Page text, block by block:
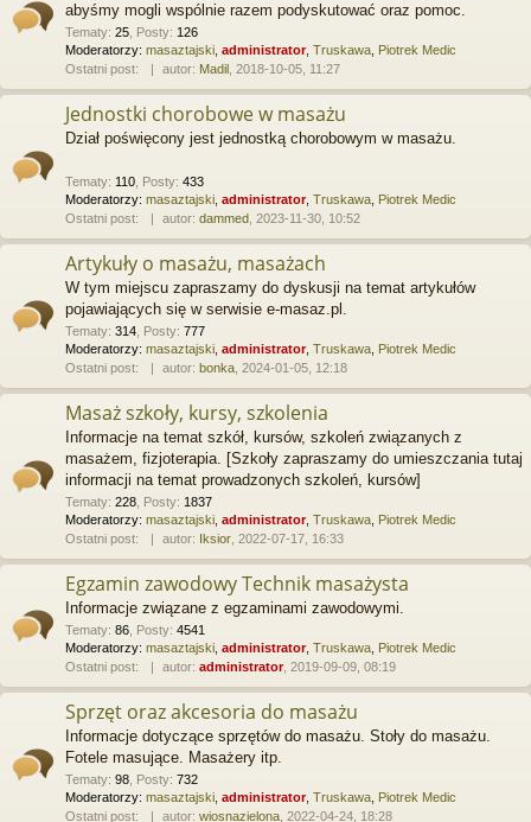
abyśmy mogli wspólnie razem podyskutować oraz pomoc.
Tematy: 25 Posty: 126
Moderatorzy: masaztajski administrator, Truskawa Piotrek Medic
Ostatni post:
autor: Madil , 2018-10-05, 11:27
Jednostki chorobowe w masażu
Dział poświęcony jest jednostką chorobowym w masażu.
Tematy: 110 Posty: 433
Moderatorzy: masaztajski administrator, Truskawa Piotrek Medic
Ostatni post:
autor: dammed , 2023-11-30, 10:52
Artykuły o masażu, masażach
W tym miejscu zapraszamy do dyskusji na temat artykułów
pojawiających się w serwisie e-masaz.pl.
Tematy: 314 Posty: 777
Moderatorzy: masaztajski administrator, Truskawa Piotrek Medic
Ostatni post:
autor: bonka , 2024-01-05, 12:18
Masaż szkoły, kursy, szkolenia
Informacje na temat szkół, kursów, szkoleń związanych z
masażem, fizjoterapia. [Szkoły zapraszamy do umieszczania tutaj
informacji na temat prowadzonych szkoleń, kursów]
Tematy: 228 Posty: 1837
Moderatorzy: masaztajski administrator, Truskawa Piotrek Medic
Ostatni post:
autor: Iksior , 2022-07-17, 16:33
Egzamin zawodowy Technik masażysta
Informacje związane z egzaminami zawodowymi.
Tematy: 86 Posty: 4541
Moderatorzy: masaztajski administrator, Truskawa Piotrek Medic
Ostatni post:
autor: administrator, 2019-09-09, 08:19
Sprzęt oraz akcesoria do masażu
Informacje dotyczące sprzętów do masażu. Stoły do masażu.
Fotele masujące. Masażery itp.
Tematy: 98 Posty: 732
Moderatorzy: masaztajski administrator, Truskawa Piotrek Medic
Ostatni post:
autor: wiosnazielona , 2022-04-24, 18:28